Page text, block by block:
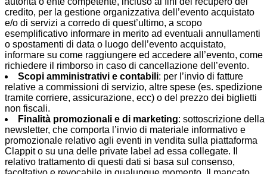
credito, per la gestione organizzativa dell’evento acquistato
e/o di servizi a corredo di quest’ultimo, a scopo
esemplificativo informare in merito ad eventuali annullamenti
o spostamenti di data o luogo dell’evento acquistato,
informare su come raggiungere ed accedere all’evento, come
richiedere il rimborso in caso di cancellazione dell’evento.
Scopi amministrativi e contabili: per l’invio di fatture
relative a commissioni di servizio, altre spese (es. spedizione
tramite corriere, assicurazione, ecc) o del prezzo dei biglietti
non fiscali.
Finalità promozionali e di marketing: sottoscrizione della
newsletter, che comporta l’invio di materiale informativo e
promozionale relativo agli eventi in vendita sulla piattaforma
Clappit o su una delle private label ad essa collegate. Il
relativo trattamento di questi dati si basa sul consenso,